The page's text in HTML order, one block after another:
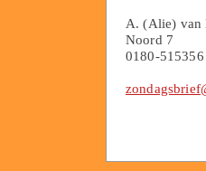
A. (Alie) van
Noord 7
0180-515356